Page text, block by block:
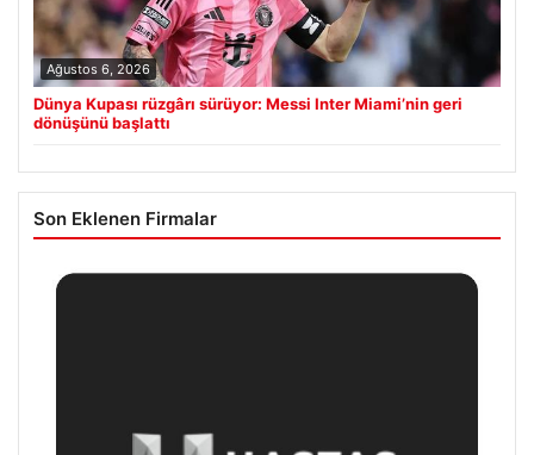
Ağustos 6, 2026
Dünya Kupası rüzgârı sürüyor: Messi Inter Miami’nin geri
dönüşünü başlattı
Son Eklenen Firmalar